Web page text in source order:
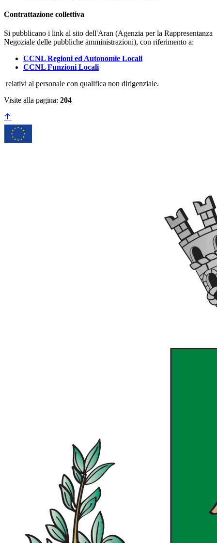
Contrattazione collettiva
Si pubblicano i link al sito dell'Aran (Agenzia per la Rappresentanza
Negoziale delle pubbliche amministrazioni), con riferimento a:
CCNL Regioni ed Autonomie Locali
CCNL Funzioni Locali
relativi al personale con qualifica non dirigenziale.
Visite alla pagina: 204